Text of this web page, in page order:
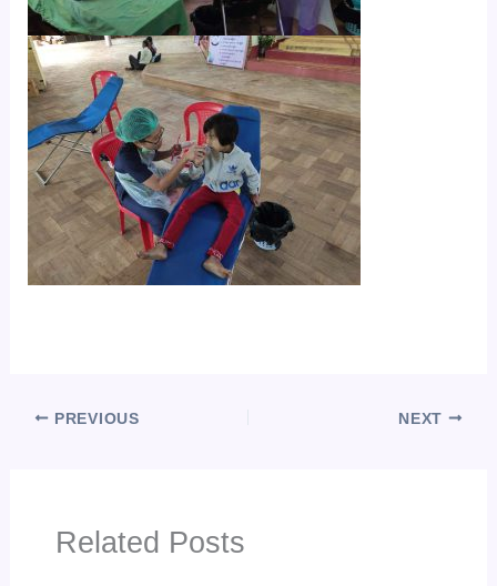
PREVIOUS NEXT
Related Posts